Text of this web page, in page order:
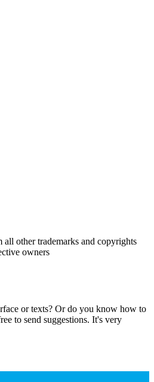
other trademarks and copyrights
owners
or texts? Or do you know how to
to send suggestions. It's very